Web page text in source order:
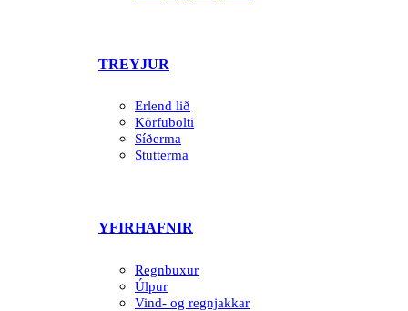
TREYJUR
Erlend lið
Körfubolti
Síðerma
Stutterma
YFIRHAFNIR
Regnbuxur
Úlpur
Vind- og regnjakkar